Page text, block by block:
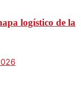
logístico de la